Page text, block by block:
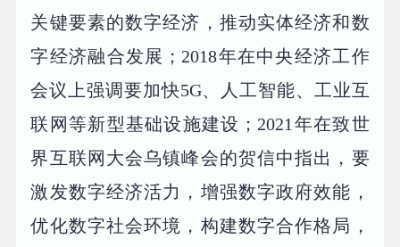
关键要素的数字经济，推动实体经济和数
字经济融合发展；2018年在中央经济工作
会议上强调要加快5G、人工智能、工业互
联网等新型基础设施建设；2021年在致世
界互联网大会乌镇峰会的贺信中指出，要
激发数字经济活力，增强数字政府效能，
优化数字社会环境，构建数字合作格局，